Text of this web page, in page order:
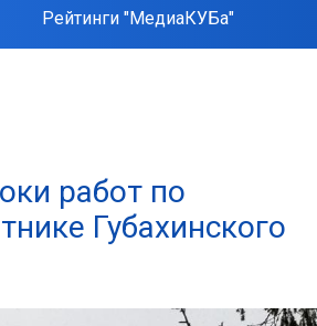
Рейтинги "МедиаКУБа"
работ по
Губахинского